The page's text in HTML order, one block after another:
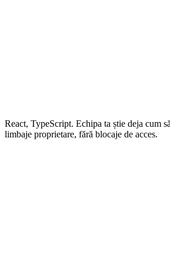
React, TypeScript. Echipa ta știe deja cum
limbaje proprietare, fără blocaje de acces.